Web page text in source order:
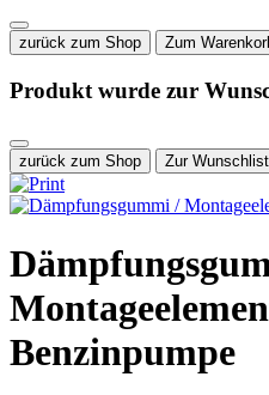
zurück zum Shop Zum
Produkt wurde zur
zurück zum Shop Zur
Benzinpumpe